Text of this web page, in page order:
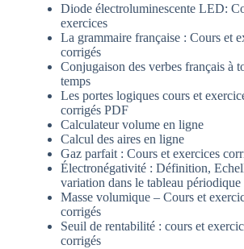
Diode électroluminescente LED:
exercices
La grammaire française : Cours et
corrigés
Conjugaison des verbes français à
temps
Les portes logiques cours et
corrigés PDF
Calculateur volume en ligne
Calcul des aires en ligne
Gaz parfait : Cours et exercices
Électronégativité : Définition,
variation dans le tableau périodique
Masse volumique – Cours et
corrigés
Seuil de rentabilité : cours et
corrigés